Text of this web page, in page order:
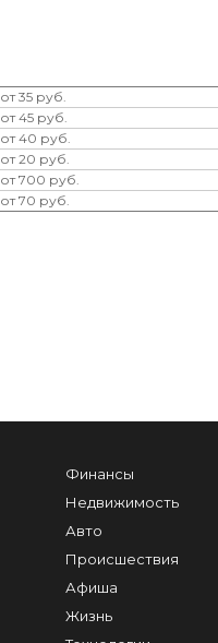
от 35 руб.
от 45 руб.
от 40 руб.
от 20 руб.
от 700 руб.
от 70 руб.
Финансы
Недвижимость
Авто
Происшествия
Афиша
Жизнь